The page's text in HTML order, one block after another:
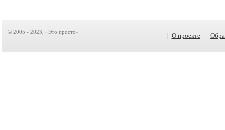
© 2005 - 2023, «Это просто» О проекте